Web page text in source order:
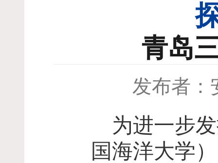
青岛
发布者：
为进一步
国海洋大学